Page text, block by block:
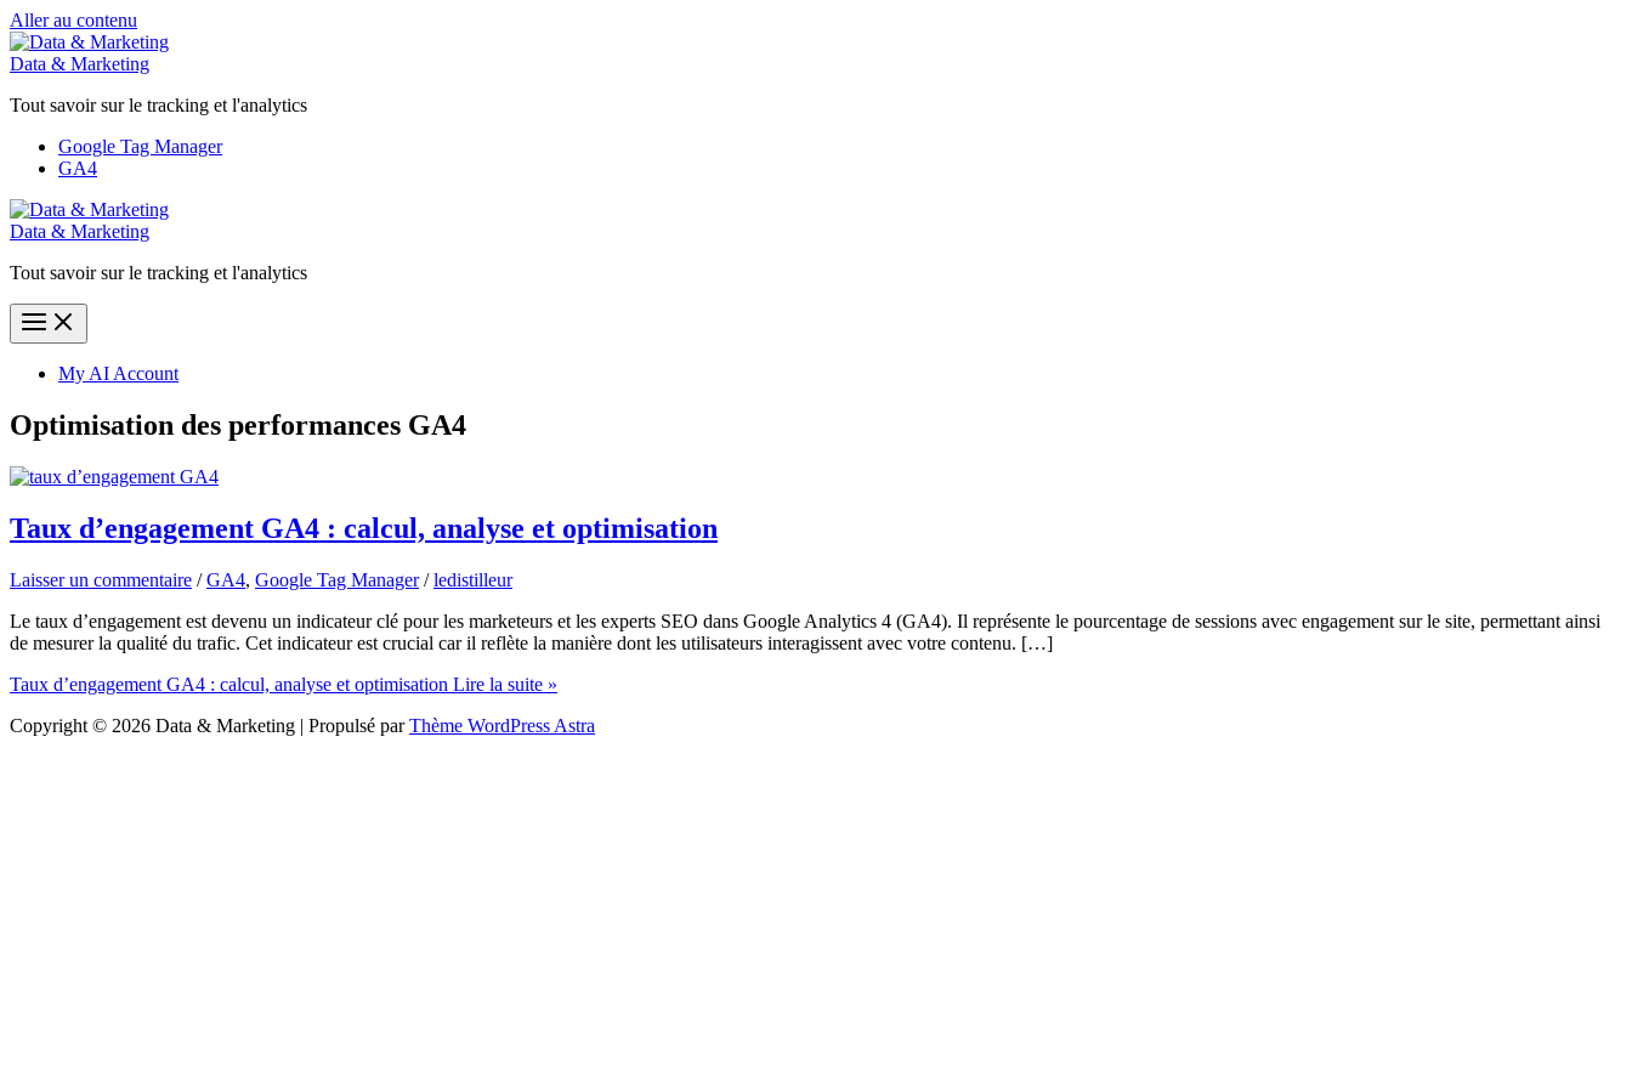
Aller au contenu
Data & Marketing
Tout savoir sur le tracking et l'analytics
Google Tag Manager
GA4
Data & Marketing
Tout savoir sur le tracking et l'analytics
My AI Account
Optimisation des performances GA4
Taux d’engagement GA4 : calcul, analyse et optimisation
Laisser un commentaire /GA4, Google Tag Manager/ledistilleur
Le taux d’engagement est devenu un indicateur clé pour les marketeurs et les experts SEO dans Google Analytics 4 (GA4). Il représente le pourcentage de sessions avec engagement sur le site, permettant ainsi
de mesurer la qualité du trafic. Cet indicateur est crucial car il reflète la manière dont les utilisateurs interagissent avec votre contenu. […]
Taux d’engagement GA4 : calcul, analyse et optimisation Lire la suite »
Copyright © 2026 Data & Marketing | Propulsé parThème WordPress Astra